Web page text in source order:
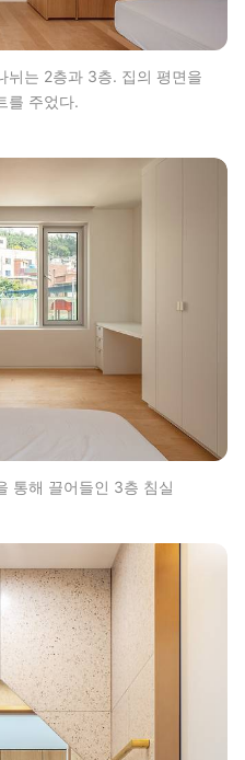
뉘는 2층과 3층. 집의 평면을
를 주었다.
통해 끌어들인 3층 침실